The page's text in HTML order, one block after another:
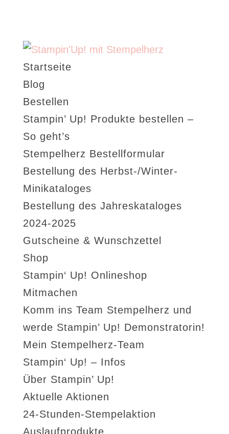
Startseite
Blog
Bestellen
Stampin’ Up! Produkte bestellen –
So geht’s
Stempelherz Bestellformular
Bestellung des Herbst-/Winter-
Minikataloges
Bestellung des Jahreskataloges
2024-2025
Gutscheine & Wunschzettel
Shop
Stampin‘ Up! Onlineshop
Mitmachen
Komm ins Team Stempelherz und
werde Stampin’ Up! Demonstratorin!
Mein Stempelherz-Team
Stampin‘ Up! – Infos
Über Stampin’ Up!
Aktuelle Aktionen
24-Stunden-Stempelaktion
Auslaufprodukte